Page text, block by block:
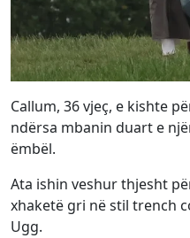
Callum, 36 vjeç, e kishte
ndërsa mbanin duart e
ëmbël.
Ata ishin veshur thjesht
xhaketë gri në stil trench
Ugg.